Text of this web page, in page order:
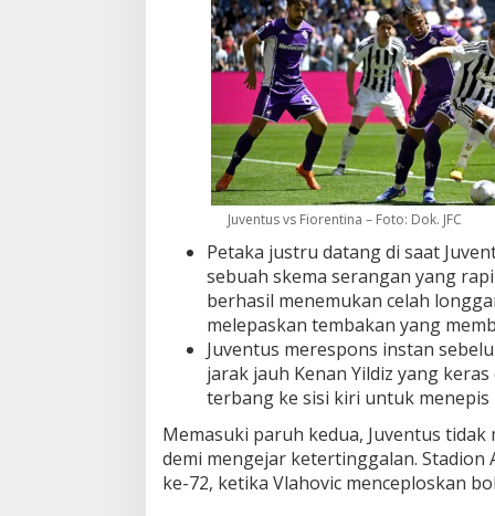
Juventus vs Fiorentina – Foto: Dok. JFC
Petaka justru datang di saat
sebuah skema serangan yang
berhasil menemukan celah
melepaskan tembakan yang
Juventus merespons instan
jarak jauh Kenan Yildiz yang
terbang ke sisi kiri untuk menepis
Memasuki paruh kedua, Juventus
demi mengejar ketertinggalan.
ke-72, ketika Vlahovic menceploskan